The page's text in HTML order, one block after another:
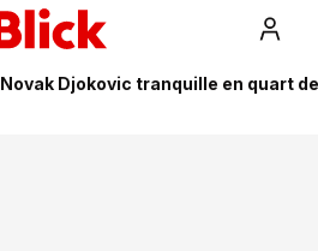
Novak Djokovic tranquille en quart